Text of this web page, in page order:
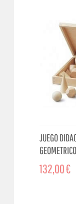
JUEGO
132,00 €